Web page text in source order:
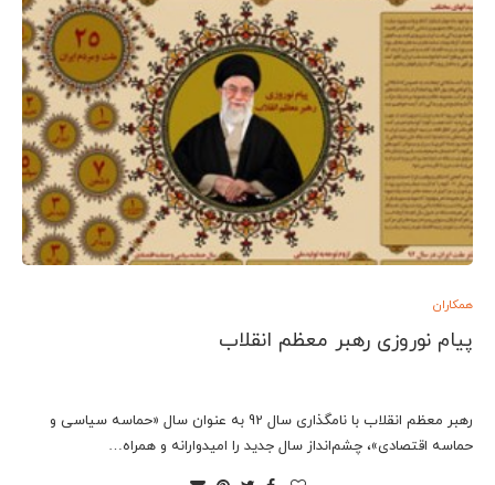
همکاران
پیام نوروزی رهبر معظم انقلاب
رهبر معظم انقلاب با نامگذاری سال 92 به عنوان سال «حماسه سیاسی و
حماسه اقتصادی»، چشم‌انداز سال جدید را امیدوارانه و همراه…